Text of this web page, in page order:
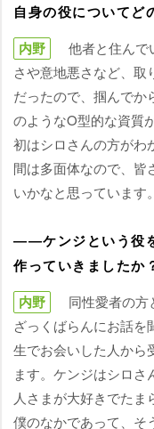
自身の役についてど
内野
他者と住んで
さや意地悪さなど、
だったので、掴んでか
のようなO型的な資質
初はシロさんの方がわ
間は多面体なので、皆
いかなと思っています。
――ケンジという役
作っていきましたか
内野
同性愛者の方
ざっくばらんにお話を
生でお会いした人から
ます。ケンジはシロ
人さまが大好きでた
僕のなかであって、そ